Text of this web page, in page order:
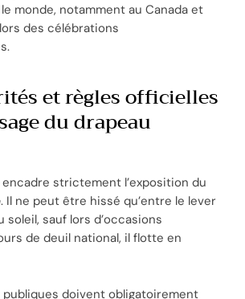
monde, notamment au Canada et
des célébrations
et règles officielles
du drapeau
encadre strictement l’exposition du
. Il ne peut être hissé qu’entre le lever
sauf lors d’occasions
de deuil national, il flotte en
doivent obligatoirement